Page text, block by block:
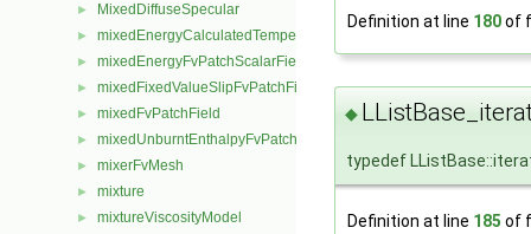
► MixedDiffuseSpecular
► mixedEnergyCalculatedTemperatureFvPatchScalarField
► mixedEnergyFvPatchScalarField
► mixedFixedValueSlipFvPatchField
► mixedFvPatchField
► mixedUnburntEnthalpyFvPatchScalarField
► mixerFvMesh
► mixture
► mixtureViscosityModel
Definition at line 180of
◆
typedef
Definition at line 185 of